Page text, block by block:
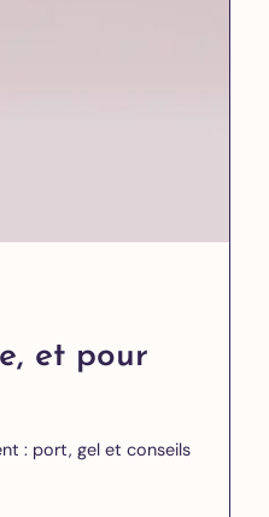
et pour
: port, gel et conseils